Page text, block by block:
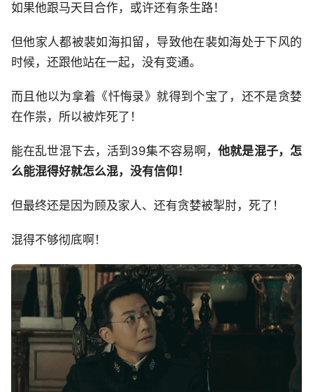
如果他跟马天目合作，或许还有条生路！
但他家人都被裴如海扣留，导致他在裴如海处于下风的
时候，还跟他站在一起，没有变通。
而且他以为拿着《忏悔录》就得到个宝了，还不是贪婪
在作祟，所以被炸死了！
能在乱世混下去，活到39集不容易啊，他就是混子，怎
么能混得好就怎么混，没有信仰！
但最终还是因为顾及家人、还有贪婪被掣肘，死了！
混得不够彻底啊！